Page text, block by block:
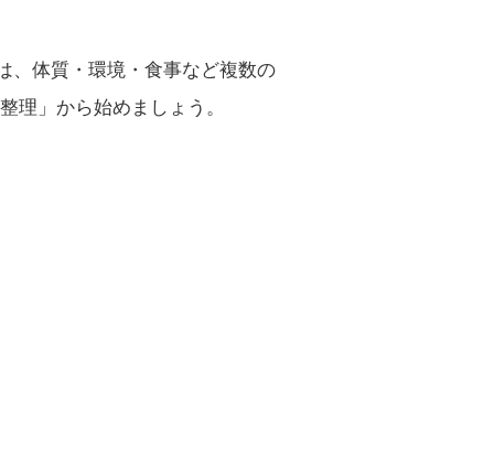
、体質・環境・食事など複数の
理」から始めましょう。